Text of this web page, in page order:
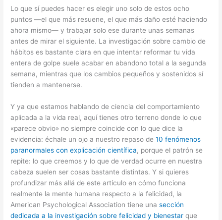
Lo que sí puedes hacer es elegir uno solo de estos ocho
puntos —el que más resuene, el que más daño esté haciendo
ahora mismo— y trabajar solo ese durante unas semanas
antes de mirar el siguiente. La investigación sobre cambio de
hábitos es bastante clara en que intentar reformar tu vida
entera de golpe suele acabar en abandono total a la segunda
semana, mientras que los cambios pequeños y sostenidos sí
tienden a mantenerse.
Y ya que estamos hablando de ciencia del comportamiento
aplicada a la vida real, aquí tienes otro terreno donde lo que
«parece obvio» no siempre coincide con lo que dice la
evidencia: échale un ojo a nuestro repaso de10 fenómenos
paranormales con explicación científica, porque el patrón se
repite: lo que creemos y lo que de verdad ocurre en nuestra
cabeza suelen ser cosas bastante distintas. Y si quieres
profundizar más allá de este artículo en cómo funciona
realmente la mente humana respecto a la felicidad, la
American Psychological Association tiene unasección
dedicada a la investigación sobre felicidad y bienestar que